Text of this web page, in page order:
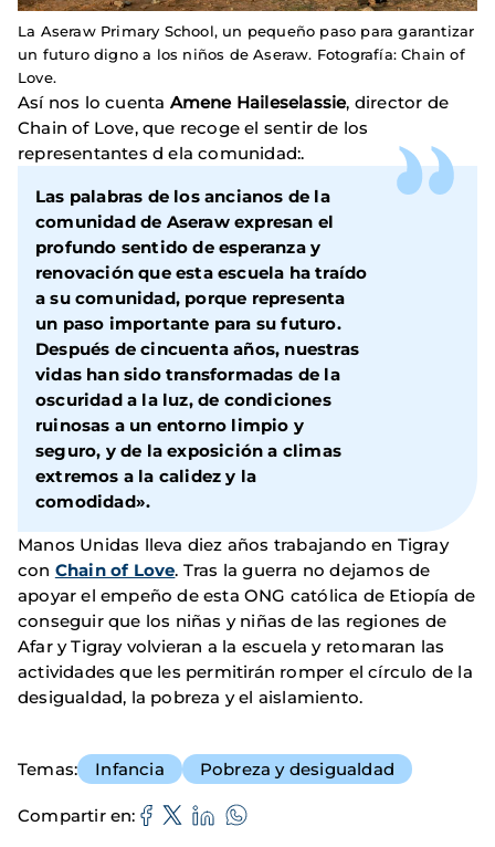
La Aseraw Primary School, un pequeño paso para garantizar
un futuro digno a los niños de Aseraw. Fotografía: Chain of
Love.
Así nos lo cuenta Amene Haileselassie, director de
Chain of Love, que recoge el sentir de los
representantes d ela comunidad:.
Las palabras de los ancianos de la
comunidad de Aseraw expresan el
profundo sentido de esperanza y
renovación que esta escuela ha traído
a su comunidad, porque representa
un paso importante para su futuro.
Después de cincuenta años, nuestras
vidas han sido transformadas de la
oscuridad a la luz, de condiciones
ruinosas a un entorno limpio y
seguro, y de la exposición a climas
extremos a la calidez y la
comodidad».
Manos Unidas lleva diez años trabajando en Tigray
con Chain of Love. Tras la guerra no dejamos de
apoyar el empeño de esta ONG católica de Etiopía de
conseguir que los niñas y niñas de las regiones de
Afar y Tigray volvieran a la escuela y retomaran las
actividades que les permitirán romper el círculo de la
desigualdad, la pobreza y el aislamiento.
Temas Infancia Pobreza y desigualdad
Compartir en